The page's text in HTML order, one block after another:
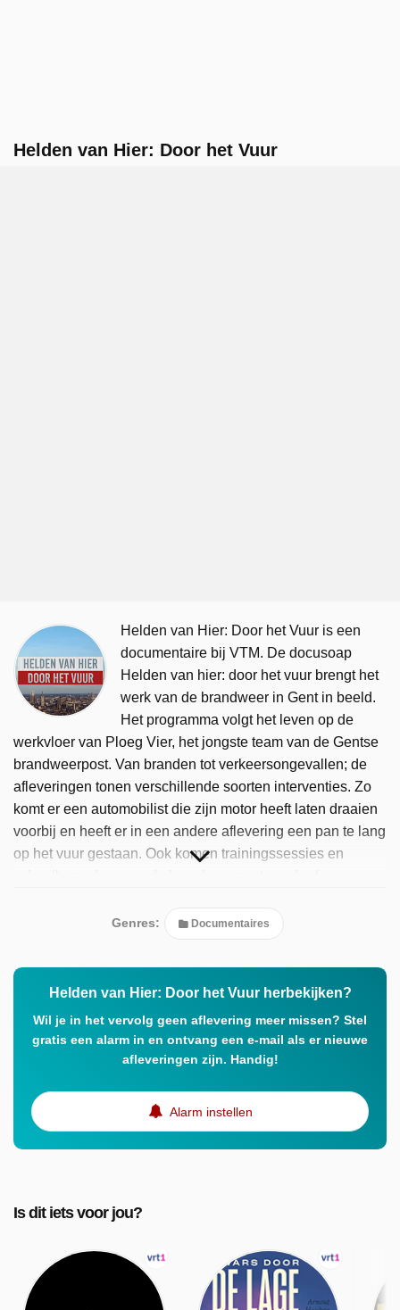
Helden van Hier: Door het Vuur
Helden van Hier: Door het Vuur is een
documentaire bij VTM. De docusoap
Helden van hier: door het vuur brengt het
werk van de brandweer in Gent in beeld.
Het programma volgt het leven op de
werkvloer van Ploeg Vier, het jongste team van de Gentse
brandweerpost. Van branden tot verkeersongevallen; de
afleveringen tonen verschillende soorten interventies. Zo
komt er een automobilist die zijn motor heeft laten draaien
voorbij en heeft er in een andere aflevering een pan te lang
op het vuur gestaan. Ook komen trainingssessies en
gemaakt door camerateams en bodycams die de
brandweerlieden en ambulanciers zelf dragen. Hierdoor
loopt de kijker zo met hen mee door de rookwolken en
vlammen.
Genres: Documentaires
Helden van Hier: Door het Vuur herbekijken?
Wil je in het vervolg geen aflevering meer missen? Stel
gratis een alarm in en ontvang een e-mail als er nieuwe
afleveringen zijn. Handig!
Alarm instellen
Is dit iets voor jou?